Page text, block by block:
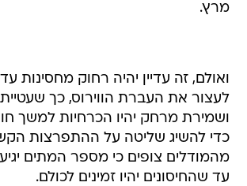
מרץ.
ואולם, זה עדיין יהיה רחוק מחסינות
לעצור את העברת הווירוס, כך
ושמירת מרחק יהיו הכרחיות למשך
כדי להשיג שליטה על ההתפרצות
מהמודלים צופים כי מספר המתים יגיע
עד שהחיסונים יהיו זמינים לכולם.